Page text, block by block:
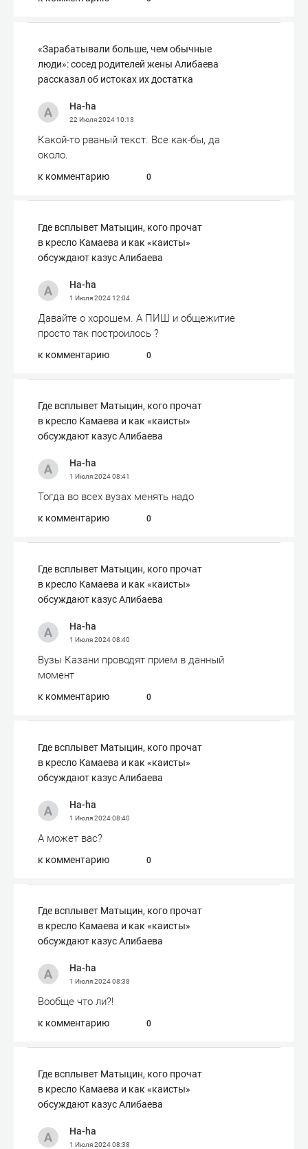
«Зарабатывали больше, чем обычные
люди»: сосед родителей жены Алибаева
рассказал об истоках их достатка
Ha-ha
22 Июля 202410:13
Какой-то рваный текст. Все как-бы, да
около.
к комментарию 0
Где всплывет Матыцин, кого прочат
в кресло Камаева и как «каисты»
обсуждают казус Алибаева
Ha-ha
1 Июля 202412:04
Давайте о хорошем. А ПИШ и общежитие
просто так построилось ?
к комментарию 0
Где всплывет Матыцин, кого прочат
в кресло Камаева и как «каисты»
обсуждают казус Алибаева
Ha-ha
1 Июля 202408:41
Тогда во всех вузах менять надо
к комментарию 0
Где всплывет Матыцин, кого прочат
в кресло Камаева и как «каисты»
обсуждают казус Алибаева
Ha-ha
1 Июля 202408:40
Вузы Казани проводят прием в данный
момент
к комментарию 0
Где всплывет Матыцин, кого прочат
в кресло Камаева и как «каисты»
обсуждают казус Алибаева
Ha-ha
1 Июля 202408:40
А может вас?
к комментарию 0
Где всплывет Матыцин, кого прочат
в кресло Камаева и как «каисты»
обсуждают казус Алибаева
Ha-ha
1 Июля 202408:38
Вообще что ли?!
к комментарию 0
Где всплывет Матыцин, кого прочат
в кресло Камаева и как «каисты»
обсуждают казус Алибаева
Ha-ha
1 Июля 202408:38